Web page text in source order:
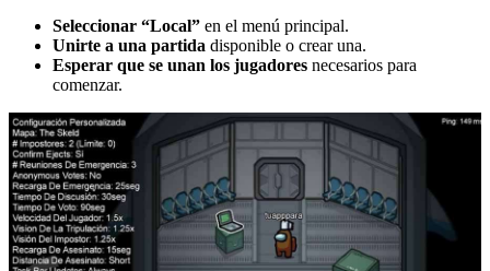
Seleccionar “Local” en el menú principal.
Unirte a una partida disponible o crear una.
Esperar que se unan los jugadores necesarios para
comenzar.